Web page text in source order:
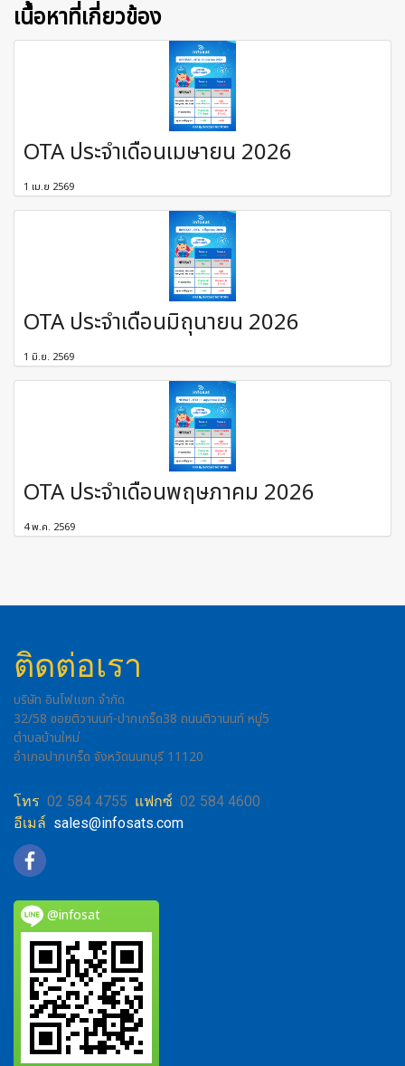
เนื้อหาที่เกี่ยวข้อง
OTA ประจำเดือนเมษายน 2026
1 เม.ย 2569
OTA ประจำเดือนมิถุนายน 2026
1 มิ.ย. 2569
OTA ประจำเดือนพฤษภาคม 2026
4 พ.ค. 2569
ติดต่อเรา
บริษัท อินโฟแซท จำกัด
32/58 ซอยติวานนท์-ปากเกร็ด38 ถนนติวานนท์ หมู่5
ตำบลบ้านใหม่
อำเภอปากเกร็ด จังหวัดนนทบุรี 11120
โทร 02 584 4755 แฟกซ์ 02 584 4600
อีเมล์ sales@infosats.com
@infosat